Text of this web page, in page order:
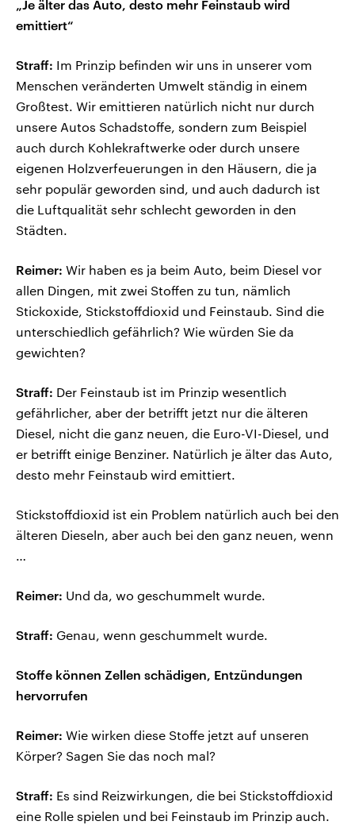
„Je älter das Auto, desto mehr Feinstaub wird
emittiert“
Straff: Im Prinzip befinden wir uns in unserer vom
Menschen veränderten Umwelt ständig in einem
Großtest. Wir emittieren natürlich nicht nur durch
unsere Autos Schadstoffe, sondern zum Beispiel
auch durch Kohlekraftwerke oder durch unsere
eigenen Holzverfeuerungen in den Häusern, die ja
sehr populär geworden sind, und auch dadurch ist
die Luftqualität sehr schlecht geworden in den
Städten.
Reimer: Wir haben es ja beim Auto, beim Diesel vor
allen Dingen, mit zwei Stoffen zu tun, nämlich
Stickoxide, Stickstoffdioxid und Feinstaub. Sind die
unterschiedlich gefährlich? Wie würden Sie da
gewichten?
Straff: Der Feinstaub ist im Prinzip wesentlich
gefährlicher, aber der betrifft jetzt nur die älteren
Diesel, nicht die ganz neuen, die Euro-VI-Diesel, und
er betrifft einige Benziner. Natürlich je älter das Auto,
desto mehr Feinstaub wird emittiert.
Stickstoffdioxid ist ein Problem natürlich auch bei den
älteren Dieseln, aber auch bei den ganz neuen, wenn
…
Reimer: Und da, wo geschummelt wurde.
Straff: Genau, wenn geschummelt wurde.
Stoffe können Zellen schädigen, Entzündungen
hervorrufen
Reimer: Wie wirken diese Stoffe jetzt auf unseren
Körper? Sagen Sie das noch mal?
Straff: Es sind Reizwirkungen, die bei Stickstoffdioxid
eine Rolle spielen und bei Feinstaub im Prinzip auch.